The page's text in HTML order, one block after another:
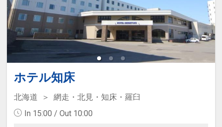
ホテル知床
北海道
網走・北見・知床・羅臼
In 15:00 / Out 10:00